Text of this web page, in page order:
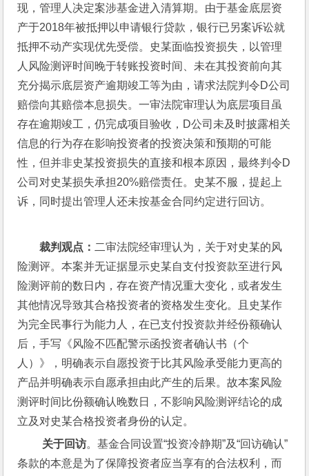
现，管理人决定案涉基金进入清算期。由于基金底层资
产于2018年被抵押以申请银行贷款，银行已另案诉讼就
抵押不动产实现优先受偿。史某面临投资损失，以管理
人风险测评时间晚于转账投资时间、未在其投资前向其
充分揭示底层资产逾期竣工等为由，请求法院判令D公司
赔偿向其赔偿本息损失。一审法院审理认为底层项目虽
存在逾期竣工，仍完成项目验收，D公司未及时披露相关
信息的行为存在影响投资者的投资决策和预期的可能
性，但并非史某投资损失的直接和根本原因，最终判令D
公司对史某损失承担20%赔偿责任。史某不服，提起上
诉，同时提出管理人还未按基金合同约定进行回访。
裁判观点： 二审法院经审理认为，关于对史某的风
险测评。本案并无证据显示史某自支付投资款至进行风
险测评前的数日内，存在资产情况重大变化，或者发生
其他情况导致其合格投资者的资格发生变化。且史某作
为完全民事行为能力人，在已支付投资款并经份额确认
后，手写《风险不匹配警示函投资者确认书（个
人）》，明确表示自愿投资于比其风险承受能力更高的
产品并明确表示自愿承担由此产生的后果。故本案风险
测评时间比份额确认晚数日，不影响风险测评结论的成
立及对史某合格投资者身份的认定。
关于回访。基金合同设置“投资冷静期”及“回访确认”
条款的本意是为了保障投资者应当享有的合法权利，而